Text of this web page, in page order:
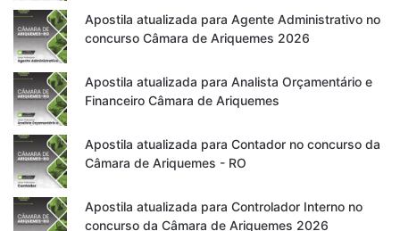
Apostila atualizada para Agente Administrativo no
concurso Câmara de Ariquemes 2026
Apostila atualizada para Analista Orçamentário e
Financeiro Câmara de Ariquemes
Apostila atualizada para Contador no concurso da
Câmara de Ariquemes - RO
Apostila atualizada para Controlador Interno no
concurso da Câmara de Ariquemes 2026